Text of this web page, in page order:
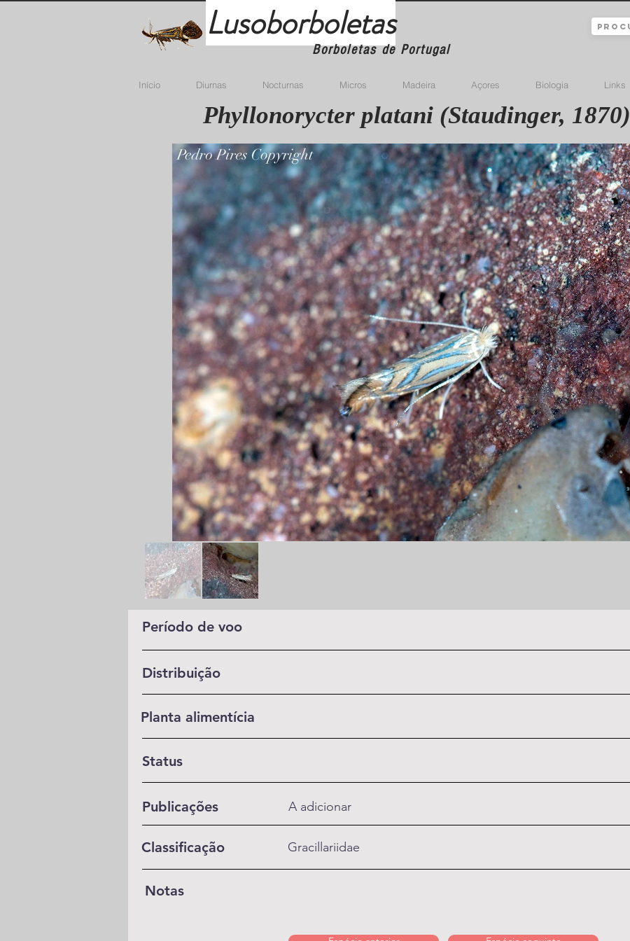
Lusoborboletas
Borboletas de Portugal
Início Diurnas Nocturnas Micros Madeira Açores Biologia Links
Phyllonorycter platani (Staudinger, 1870)
Período de voo
Distribuição
Planta alimentícia
Status
Publicações A adicionar
Classificação Gracillariidae
Notas